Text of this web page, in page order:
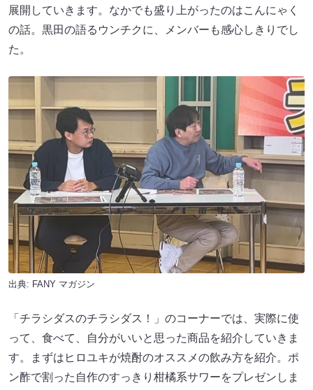
展開していきます。なかでも盛り上がったのはこんにゃく
の話。黒田の語るウンチクに、メンバーも感心しきりでし
た。
出典: FANY マガジン
「チラシダスのチラシダス！」のコーナーでは、実際に使
って、食べて、自分がいいと思った商品を紹介していきま
す。まずはヒロユキが焼酎のオススメの飲み方を紹介。ポ
ン酢で割った自作のすっきり柑橘系サワーをプレゼンしま